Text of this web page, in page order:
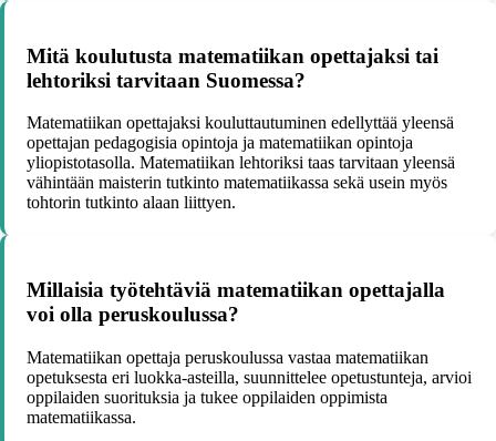
Mitä koulutusta matematiikan opettajaksi tai
lehtoriksi tarvitaan Suomessa?
Matematiikan opettajaksi kouluttautuminen edellyttää yleensä
opettajan pedagogisia opintoja ja matematiikan opintoja
yliopistotasolla. Matematiikan lehtoriksi taas tarvitaan yleensä
vähintään maisterin tutkinto matematiikassa sekä usein myös
tohtorin tutkinto alaan liittyen.
Millaisia työtehtäviä matematiikan opettajalla
voi olla peruskoulussa?
Matematiikan opettaja peruskoulussa vastaa matematiikan
opetuksesta eri luokka-asteilla, suunnittelee opetustunteja, arvioi
oppilaiden suorituksia ja tukee oppilaiden oppimista
matematiikassa.